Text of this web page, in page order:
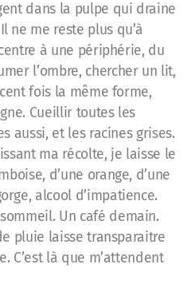
dans la pulpe qui draine
ne me reste plus qu’à
à une périphérie, du
l’ombre, chercher un lit,
fois la même forme,
Cueillir toutes les
aussi, et les racines grises.
ma récolte, je laisse le
d’une orange, d’une
alcool d’impatience.
Un café demain.
pluie laisse transparaitre
C’est là que m’attendent